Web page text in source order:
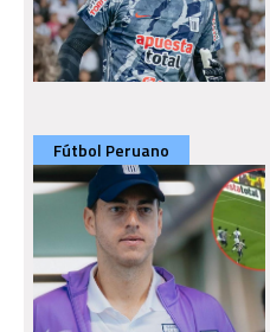
Fútbol Peruano